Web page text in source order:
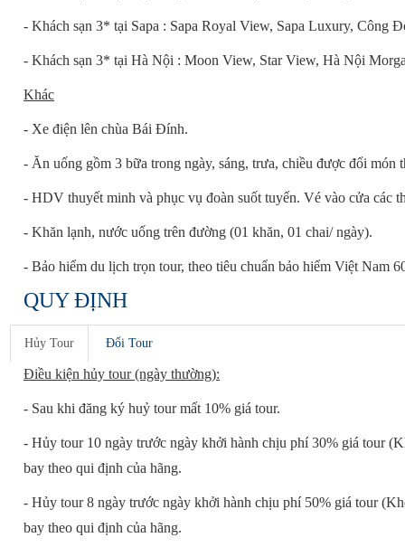
- Khách sạn 3* tại Sapa : Sapa Royal View, Sapa Luxury, Công
- Khách sạn 3* tại Hà Nội : Moon View, Star View, Hà Nội
Khác
- Xe điện lên chùa Bái Đính.
- Ăn uống gồm 3 bữa trong ngày, sáng, trưa, chiều được đổi món
- HDV thuyết minh và phục vụ đoàn suốt tuyến. Vé vào cửa các
- Khăn lạnh, nước uống trên đường (01 khăn, 01 chai/ ngày).
- Bảo hiểm du lịch trọn tour, theo tiêu chuẩn bảo hiểm Việt Nam
QUY ĐỊNH
Hủy Tour Đổi Tour
Điều kiện hủy tour (ngày thường):
- Sau khi đăng ký huỷ tour mất 10% giá tour.
- Hủy tour 10 ngày trước ngày khởi hành chịu phí 30% giá tour
bay theo qui định của hãng.
- Hủy tour 8 ngày trước ngày khởi hành chịu phí 50% giá tour
bay theo qui định của hãng.